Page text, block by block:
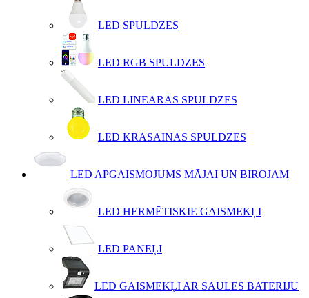
LED SPULDZES
LED RGB SPULDZES
LED LINEĀRĀS SPULDZES
LED KRĀSAINĀS SPULDZES
LED APGAISMOJUMS MĀJAI UN BIROJAM
LED HERMĒTISKIE GAISMEKĻI
LED PANEĻI
LED GAISMEKĻI AR SAULES BATERIJU